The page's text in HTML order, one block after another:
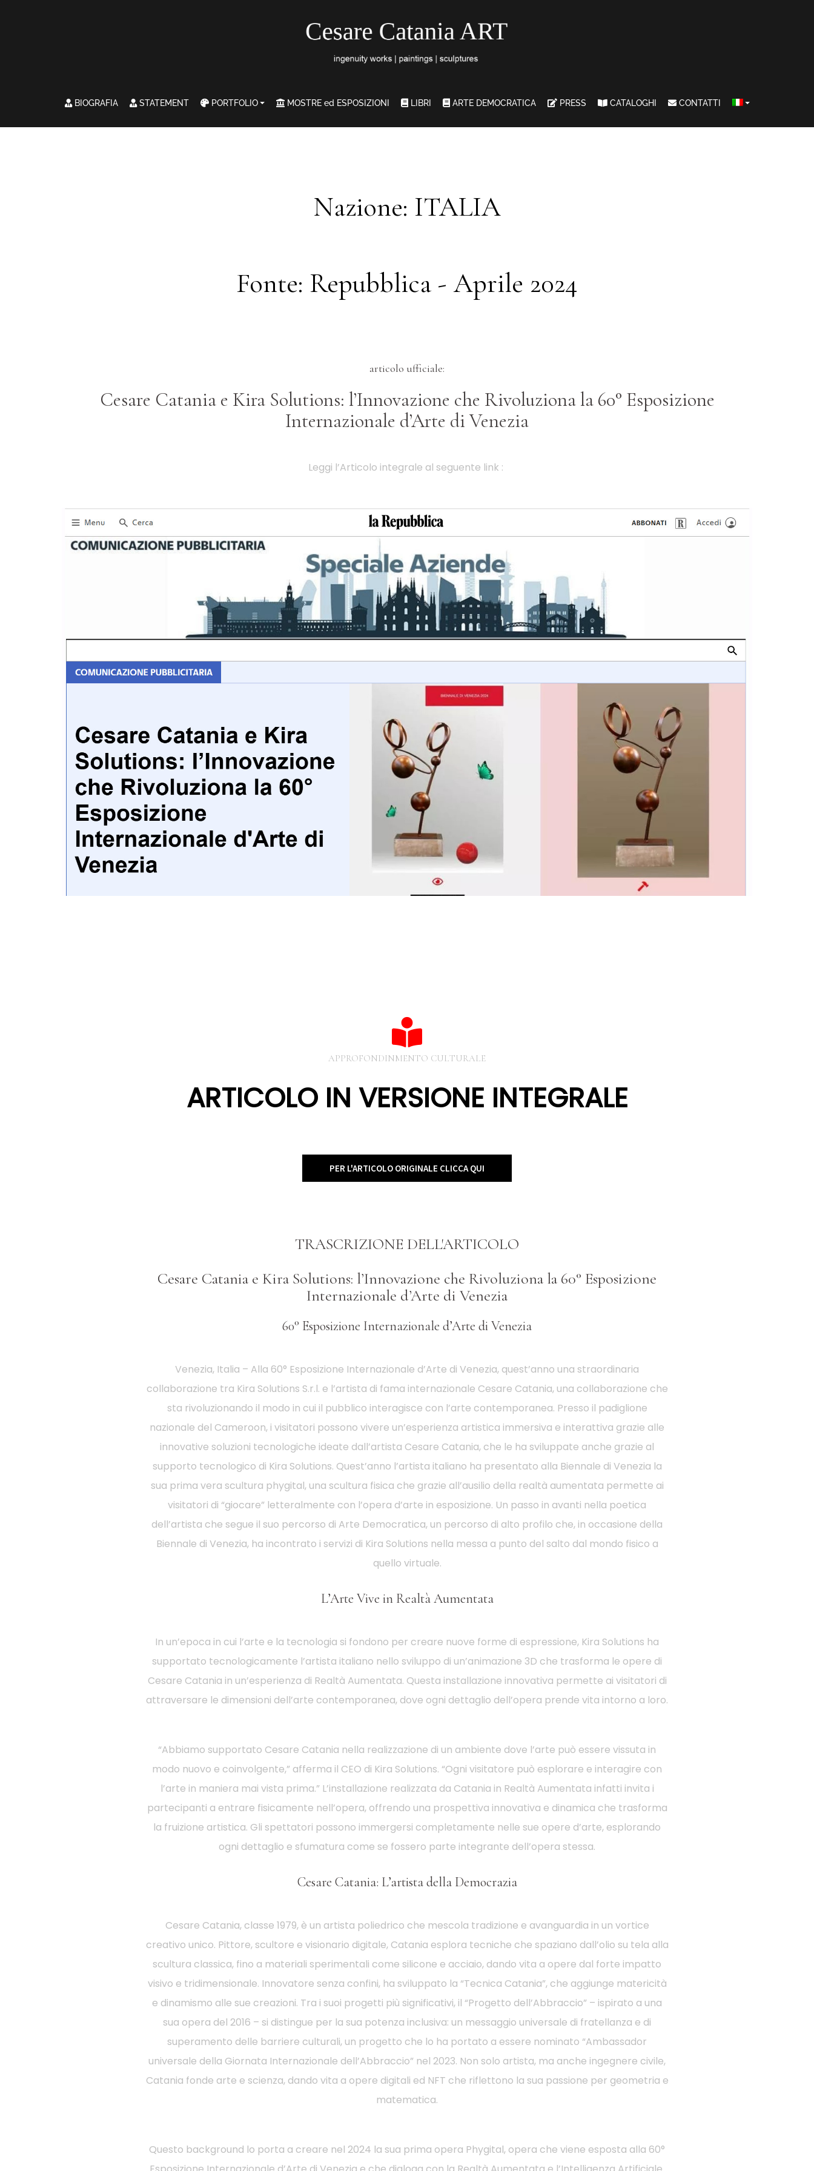
BIOGRAFIA STATEMENT PORTFOLIO MOSTRE ed ESPOSIZIONI LIBRI ARTE DEMOCRATICA PRESS CATALOGHI CONTATTI
Nazione: ITALIA
Fonte: Repubblica - Aprile 2024
articolo ufficiale:
Cesare Catania e Kira Solutions: l’Innovazione che Rivoluziona la 60° Esposizione
Internazionale d’Arte di Venezia
Leggi l’Articolo integrale al seguente link :
APPROFONDINMENTO CULTURALE
ARTICOLO IN VERSIONE INTEGRALE
PER L'ARTICOLO ORIGINALE CLICCA QUI
TRASCRIZIONE DELL'ARTICOLO
Cesare Catania e Kira Solutions: l’Innovazione che Rivoluziona la 60° Esposizione
Internazionale d’Arte di Venezia
60° Esposizione Internazionale d’Arte di Venezia
Venezia, Italia – Alla 60° Esposizione Internazionale d’Arte di Venezia, quest’anno una straordinaria
collaborazione tra Kira Solutions S.r.l. e l’artista di fama internazionale Cesare Catania, una collaborazione che
sta rivoluzionando il modo in cui il pubblico interagisce con l’arte contemporanea. Presso il padiglione
nazionale del Cameroon, i visitatori possono vivere un’esperienza artistica immersiva e interattiva grazie alle
innovative soluzioni tecnologiche ideate dall’artista Cesare Catania, che le ha sviluppate anche grazie al
supporto tecnologico di Kira Solutions. Quest’anno l’artista italiano ha presentato alla Biennale di Venezia la
sua prima vera scultura phygital, una scultura fisica che grazie all’ausilio della realtà aumentata permette ai
visitatori di “giocare” letteralmente con l’opera d’arte in esposizione. Un passo in avanti nella poetica
dell’artista che segue il suo percorso di Arte Democratica, un percorso di alto profilo che, in occasione della
Biennale di Venezia, ha incontrato i servizi di Kira Solutions nella messa a punto del salto dal mondo fisico a
quello virtuale.
L’Arte Vive in Realtà Aumentata
In un’epoca in cui l’arte e la tecnologia si fondono per creare nuove forme di espressione, Kira Solutions ha
supportato tecnologicamente l’artista italiano nello sviluppo di un’animazione 3D che trasforma le opere di
Cesare Catania in un’esperienza di Realtà Aumentata. Questa installazione innovativa permette ai visitatori di
attraversare le dimensioni dell’arte contemporanea, dove ogni dettaglio dell’opera prende vita intorno a loro.
“Abbiamo supportato Cesare Catania nella realizzazione di un ambiente dove l’arte può essere vissuta in
modo nuovo e coinvolgente,” afferma il CEO di Kira Solutions. “Ogni visitatore può esplorare e interagire con
l’arte in maniera mai vista prima.” L’installazione realizzata da Catania in Realtà Aumentata infatti invita i
partecipanti a entrare fisicamente nell’opera, offrendo una prospettiva innovativa e dinamica che trasforma
la fruizione artistica. Gli spettatori possono immergersi completamente nelle sue opere d’arte, esplorando
ogni dettaglio e sfumatura come se fossero parte integrante dell’opera stessa.
Cesare Catania: L’artista della Democrazia
Cesare Catania, classe 1979, è un artista poliedrico che mescola tradizione e avanguardia in un vortice
creativo unico. Pittore, scultore e visionario digitale, Catania esplora tecniche che spaziano dall’olio su tela alla
scultura classica, fino a materiali sperimentali come silicone e acciaio, dando vita a opere dal forte impatto
visivo e tridimensionale. Innovatore senza confini, ha sviluppato la “Tecnica Catania”, che aggiunge matericità
e dinamismo alle sue creazioni. Tra i suoi progetti più significativi, il “Progetto dell’Abbraccio” – ispirato a una
sua opera del 2016 – si distingue per la sua potenza inclusiva: un messaggio universale di fratellanza e di
superamento delle barriere culturali, un progetto che lo ha portato a essere nominato “Ambassador
universale della Giornata Internazionale dell’Abbraccio” nel 2023. Non solo artista, ma anche ingegnere civile,
Catania fonde arte e scienza, dando vita a opere digitali ed NFT che riflettono la sua passione per geometria e
matematica.
Questo background lo porta a creare nel 2024 la sua prima opera Phygital, opera che viene esposta alla 60°